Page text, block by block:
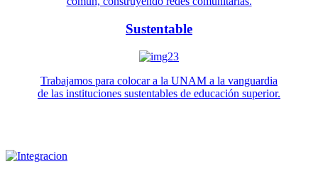
Sustentable
Trabajamos para colocar a la UNAM a la vanguardia
de las instituciones sustentables de educación superior.